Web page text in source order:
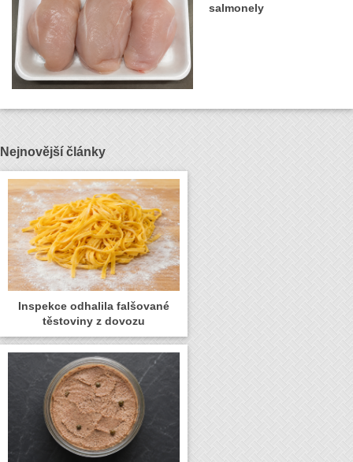
salmonely
Nejnovější články
Inspekce odhalila falšované
těstoviny z dovozu